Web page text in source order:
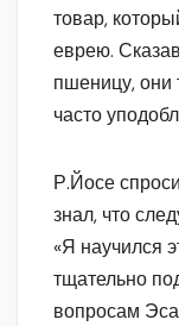
товар,
еврею.
пшеницу, они
часто
Р.Йосе
знал, что
«Я научился
тщательно
вопросам